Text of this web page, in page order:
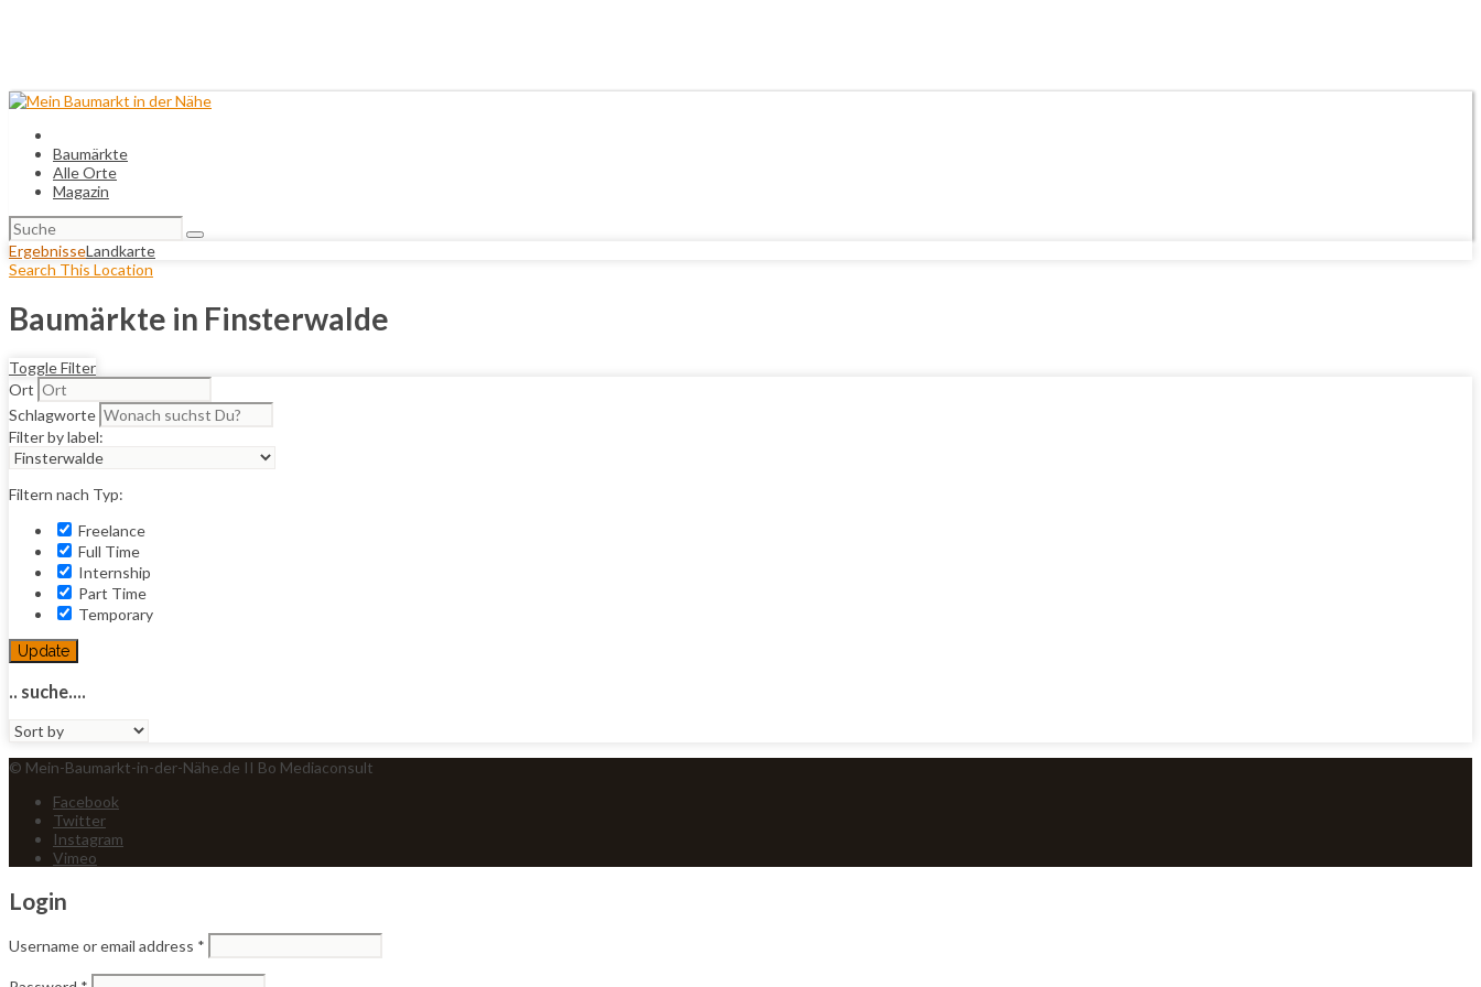
Baumärkte
Alle Orte
Magazin
Suchen
nach:
ErgebnisseLandkarte
Search This Location
Baumärkte in Finsterwalde
Toggle Filter
Ort
Schlagworte
Filter by label:
Filtern nach Typ:
Freelance
Full Time
Internship
Part Time
Temporary
Update
.. suche....
Sort
© Mein-Baumarkt-in-der-Nähe.de II Bo Mediaconsult
Facebook
Twitter
Instagram
Vimeo
Login
Username or email address *